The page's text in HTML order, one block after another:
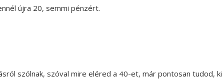
újra 20, semmi pénzért.
szólnak, szóval mire eléred a 40-et, már pontosan tudod, ki